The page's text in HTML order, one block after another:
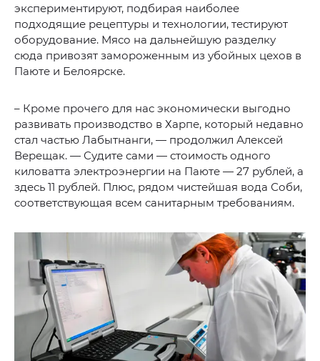
экспериментируют, подбирая наиболее
подходящие рецептуры и технологии, тестируют
оборудование. Мясо на дальнейшую разделку
сюда привозят замороженным из убойных цехов в
Паюте и Белоярске.
– Кроме прочего для нас экономически выгодно
развивать производство в Харпе, который недавно
стал частью Лабытнанги, — продолжил Алексей
Верещак. — Судите сами — стоимость одного
киловатта электроэнергии на Паюте — 27 рублей, а
здесь 11 рублей. Плюс, рядом чистейшая вода Соби,
соответствующая всем санитарным требованиям.